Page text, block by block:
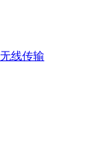
线传输